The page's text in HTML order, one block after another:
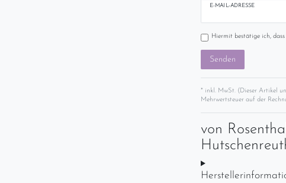
E-MAIL-ADRESSE
Hiermit bestätige ich,
Senden
* inkl. MwSt. (Dieser Artikel
Mehrwertsteuer auf der
von